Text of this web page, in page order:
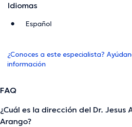
Idiomas
Español
¿Conoces a este especialista?
información
FAQ
¿Cuál es la dirección del Dr. Jesus
Arango?